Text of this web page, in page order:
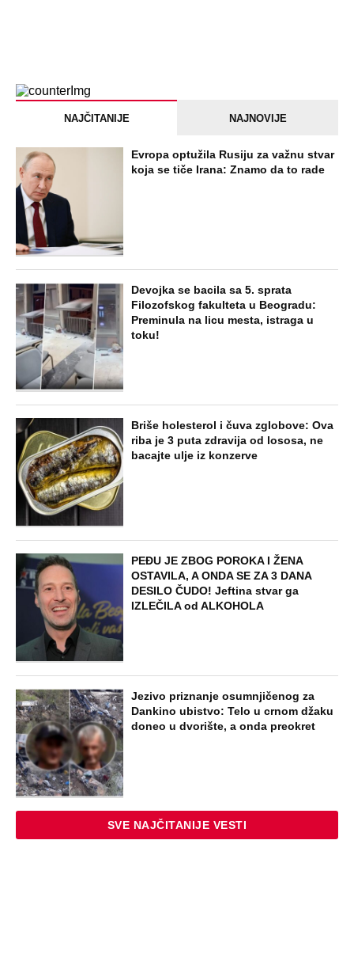
NAJČITANIJE NAJNOVIJE
Evropa optužila Rusiju za važnu stvar
koja se tiče Irana: Znamo da to rade
Devojka se bacila sa 5. sprata
Filozofskog fakulteta u Beogradu:
Preminula na licu mesta, istraga u
toku!
Briše holesterol i čuva zglobove: Ova
riba je 3 puta zdravija od lososa, ne
bacajte ulje iz konzerve
PEĐU JE ZBOG POROKA I ŽENA
OSTAVILA, A ONDA SE ZA 3 DANA
DESILO ČUDO! Jeftina stvar ga
IZLEČILA od ALKOHOLA
Jezivo priznanje osumnjičenog za
Dankino ubistvo: Telo u crnom džaku
doneo u dvorište, a onda preokret
SVE NAJČITANIJE VESTI